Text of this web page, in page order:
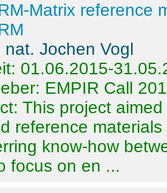
Matrix reference
nat. Jochen Vogl
01.06.2015-
EMPIR Call
This project
reference
know-how
focus on en ...